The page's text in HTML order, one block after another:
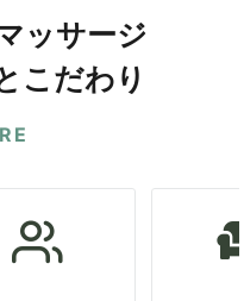
ッサージ
こだわり